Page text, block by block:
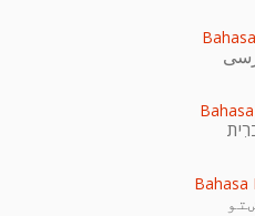
Bahasa